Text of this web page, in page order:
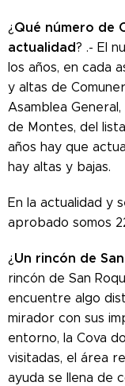
¿ Qué número de
actualidad? .- El
los años, en cada
y altas de
Asamblea
de Montes, del
años hay que
hay altas y bajas.
En la actualidad y
aprobado somos
¿ Un rincón de
rincón de San
encuentre algo
mirador con sus
entorno, la Cova
visitadas, el área
ayuda se llena de